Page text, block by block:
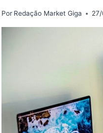
Por Redação Market Giga